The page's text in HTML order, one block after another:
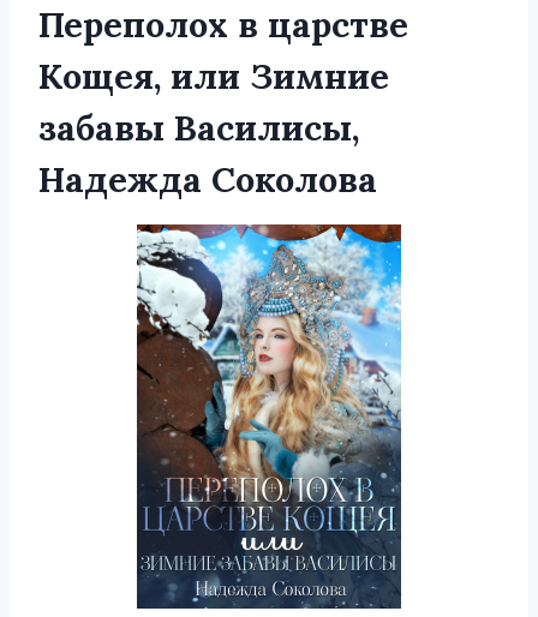
Переполох в царстве
Кощея, или Зимние
забавы Василисы,
Надежда Соколова